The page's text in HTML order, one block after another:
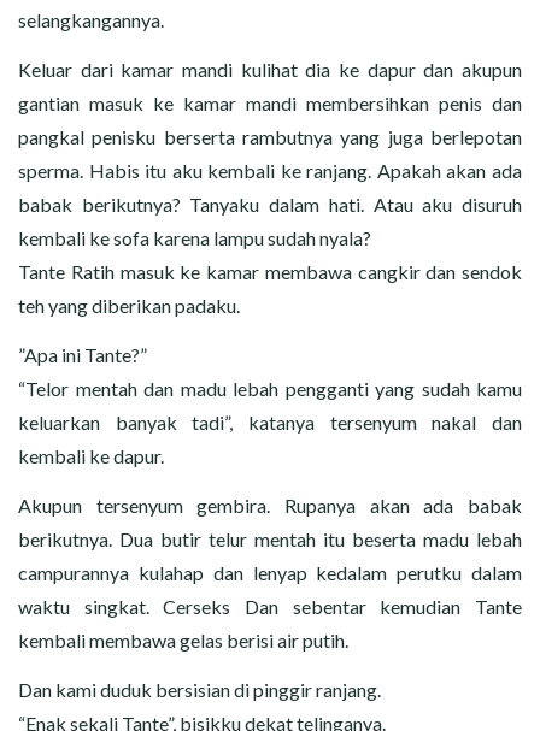
selangkangannya.
Keluar dari kamar mandi kulihat dia ke dapur dan akupun
gantian masuk ke kamar mandi membersihkan penis dan
pangkal penisku berserta rambutnya yang juga berlepotan
sperma. Habis itu aku kembali ke ranjang. Apakah akan ada
babak berikutnya? Tanyaku dalam hati. Atau aku disuruh
kembali ke sofa karena lampu sudah nyala?
Tante Ratih masuk ke kamar membawa cangkir dan sendok
teh yang diberikan padaku.
”Apa ini Tante?”
“Telor mentah dan madu lebah pengganti yang sudah kamu
keluarkan banyak tadi”, katanya tersenyum nakal dan
kembali ke dapur.
Akupun tersenyum gembira. Rupanya akan ada babak
berikutnya. Dua butir telur mentah itu beserta madu lebah
campurannya kulahap dan lenyap kedalam perutku dalam
waktu singkat. Cerseks Dan sebentar kemudian Tante
kembali membawa gelas berisi air putih.
Dan kami duduk bersisian di pinggir ranjang.
“Enak sekali Tante”, bisikku dekat telinganya.